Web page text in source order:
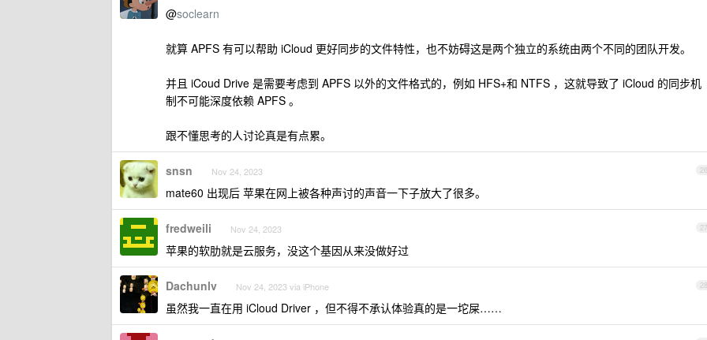
@soclearn
就算 APFS 有可以帮助 iCloud 更好同步的文件特性，也不妨碍这是两个独立的系统由两个不同的团队开发。
并且 iCoud Drive 是需要考虑到 APFS 以外的文件格式的，例如 HFS+和 NTFS ，这就导致了 iCloud 的同步机
制不可能深度依赖 APFS 。
跟不懂思考的人讨论真是有点累。
26
snsn Nov 24, 2023
mate60 出现后 苹果在网上被各种声讨的声音一下子放大了很多。
27
fredweili Nov 24, 2023
苹果的软肋就是云服务，没这个基因从来没做好过
28
Dachunlv Nov 24, 2023 via iPhone
虽然我一直在用 iCloud Driver ，但不得不承认体验真的是一坨屎……